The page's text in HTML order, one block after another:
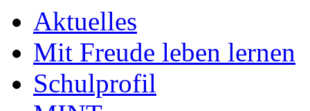
Aktuelles
Mit Freude leben lernen
Schulprofil